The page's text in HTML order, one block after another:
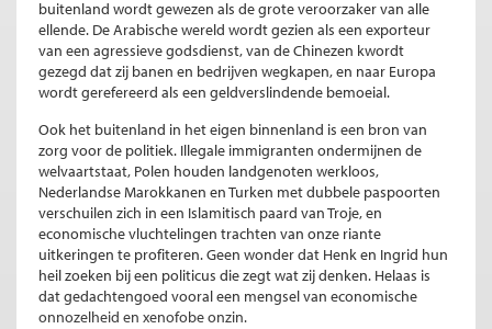
buitenland wordt gewezen als de grote veroorzaker van alle
ellende. De Arabische wereld wordt gezien als een exporteur
van een agressieve godsdienst, van de Chinezen kwordt
gezegd dat zij banen en bedrijven wegkapen, en naar Europa
wordt gerefereerd als een geldverslindende bemoeial.
Ook het buitenland in het eigen binnenland is een bron van
zorg voor de politiek. Illegale immigranten ondermijnen de
welvaartstaat, Polen houden landgenoten werkloos,
Nederlandse Marokkanen en Turken met dubbele paspoorten
verschuilen zich in een Islamitisch paard van Troje, en
economische vluchtelingen trachten van onze riante
uitkeringen te profiteren. Geen wonder dat Henk en Ingrid hun
heil zoeken bij een politicus die zegt wat zij denken. Helaas is
dat gedachtengoed vooral een mengsel van economische
onnozelheid en xenofobe onzin.